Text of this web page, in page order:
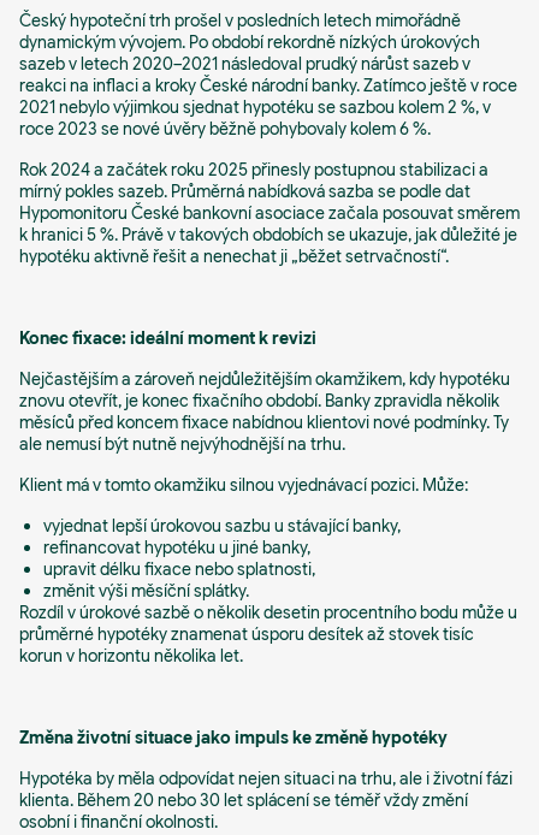
Český hypoteční trh prošel v posledních letech mimořádně
dynamickým vývojem. Po období rekordně nízkých úrokových
sazeb v letech 2020–2021 následoval prudký nárůst sazeb v
reakci na inflaci a kroky České národní banky. Zatímco ještě v roce
2021 nebylo výjimkou sjednat hypotéku se sazbou kolem 2 %, v
roce 2023 se nové úvěry běžně pohybovaly kolem 6 %.
Rok 2024 a začátek roku 2025 přinesly postupnou stabilizaci a
mírný pokles sazeb. Průměrná nabídková sazba se podle dat
Hypomonitoru České bankovní asociace začala posouvat směrem
k hranici 5 %. Právě v takových obdobích se ukazuje, jak důležité je
hypotéku aktivně řešit a nenechat ji „běžet setrvačností“.
Konec fixace: ideální moment k revizi
Nejčastějším a zároveň nejdůležitějším okamžikem, kdy hypotéku
znovu otevřít, je konec fixačního období. Banky zpravidla několik
měsíců před koncem fixace nabídnou klientovi nové podmínky. Ty
ale nemusí být nutně nejvýhodnější na trhu.
Klient má v tomto okamžiku silnou vyjednávací pozici. Může:
vyjednat lepší úrokovou sazbu u stávající banky,
refinancovat hypotéku u jiné banky,
upravit délku fixace nebo splatnosti,
změnit výši měsíční splátky.
Rozdíl v úrokové sazbě o několik desetin procentního bodu může u
průměrné hypotéky znamenat úsporu desítek až stovek tisíc
korun v horizontu několika let.
Změna životní situace jako impuls ke změně hypotéky
Hypotéka by měla odpovídat nejen situaci na trhu, ale i životní fázi
klienta. Během 20 nebo 30 let splácení se téměř vždy změní
osobní i finanční okolnosti.